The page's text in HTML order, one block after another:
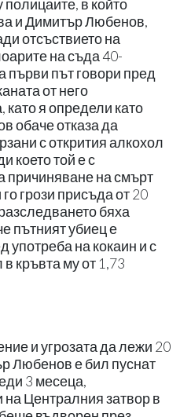
в който
и Димитър Любенов,
отсъствието на
на съда 40-
първи пътговори пред
от него
като я определи като
обаче отказа да
соткрития алкохол
което тойе с
причиняване на смърт
го грози присъда от 20
бяха
пътният убиец е
употреба на кокаин и с
в кръвта му от1,73
и угрозата далежи 20
Любенов е бил пуснат
3 месеца,
на Централния затвор в